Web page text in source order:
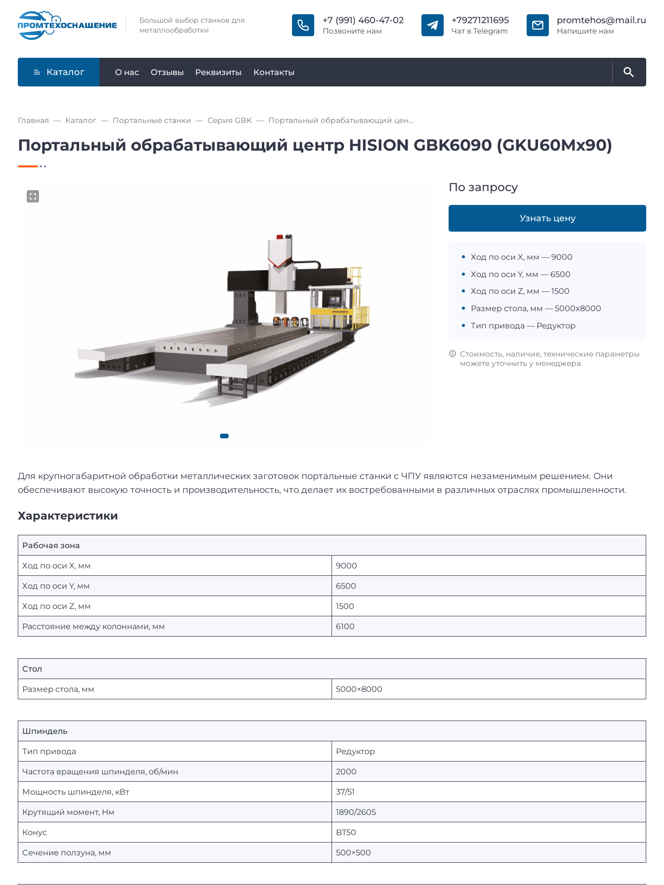
Большой выбор станков для
металлообработки
+7 (991) 460-47-02
Позвоните нам
+79271211695
Чат в Telegram
promtehos@mail.ru
Напишите нам
Каталог О нас Отзывы Реквизиты Контакты
Главная Каталог Портальные станки Серия GBK Портальный обрабатывающий центр HISION GBK6090 (GKU60Mx90)
Портальный обрабатывающий центр HISION GBK6090 (GKU60Mx90)
По запросу
Узнать цену
Ход по оси X, мм — 9000
Ход по оси Y, мм — 6500
Ход по оси Z, мм — 1500
Размер стола, мм — 5000x8000
Тип привода — Редуктор
Стоимость, наличие, технические параметры
можете уточнить у менеджера
Для крупногабаритной обработки металлических заготовок портальные станки с ЧПУ являются незаменимым решением. Они
обеспечивают высокую точность и производительность, что делает их востребованными в различных отраслях промышленности.
Характеристики
Рабочая зона
Ход по оси X, мм 9000
Ход по оси Y, мм 6500
Ход по оси Z, мм 1500
Расстояние между колоннами, мм 6100
Стол
Размер стола, мм 5000×8000
Шпиндель
Тип привода Редуктор
Частота вращения шпинделя, об/мин 2000
Мощность шпинделя, кВт 37/51
Крутящий момент, Нм 1890/2605
Конус BT50
Сечение ползуна, мм 500×500